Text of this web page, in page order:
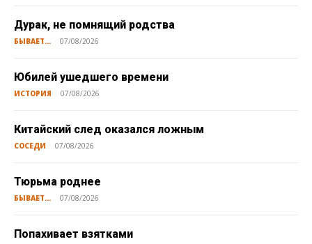
Дурак, не помнящий родства
БЫВАЕТ... 07/08/2026
Юбилей ушедшего времени
ИСТОРИЯ 07/08/2026
Китайский след оказался ложным
СОСЕДИ 07/08/2026
Тюрьма роднее
БЫВАЕТ... 07/08/2026
Попахивает взятками